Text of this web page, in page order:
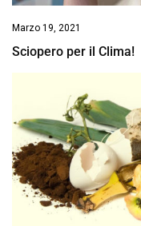
Marzo 19, 2021
Sciopero per il Clima!